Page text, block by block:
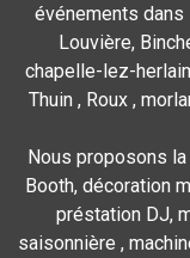
événements dans
Louvière,
chapelle-lez-
Thuin , Roux ,
Nous proposons
Booth, décoration
préstation DJ,
saisonnière ,